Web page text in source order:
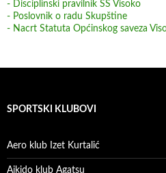
- Disciplinski pravilnik SS Visoko
- Poslovnik o radu Skupštine
- Nacrt Statuta Općinskog saveza
SPORTSKI KLUBOVI
Aero klub Izet Kurtalić
Aikido klub Agatsu